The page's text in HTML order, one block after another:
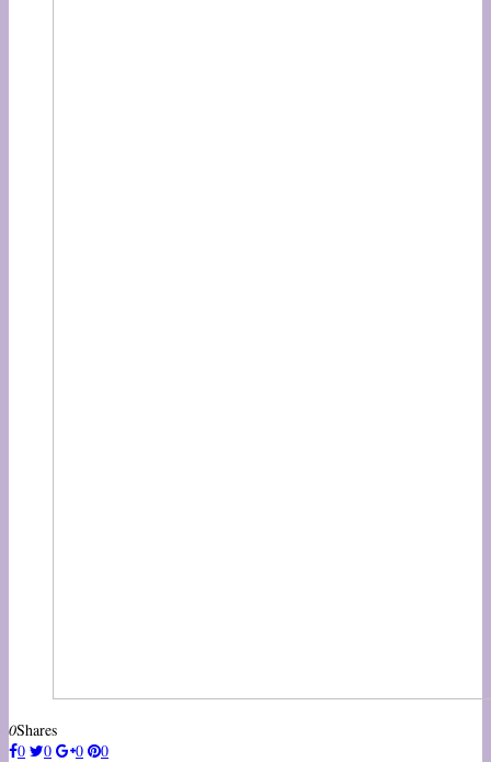
0Shares
0
0 0 0